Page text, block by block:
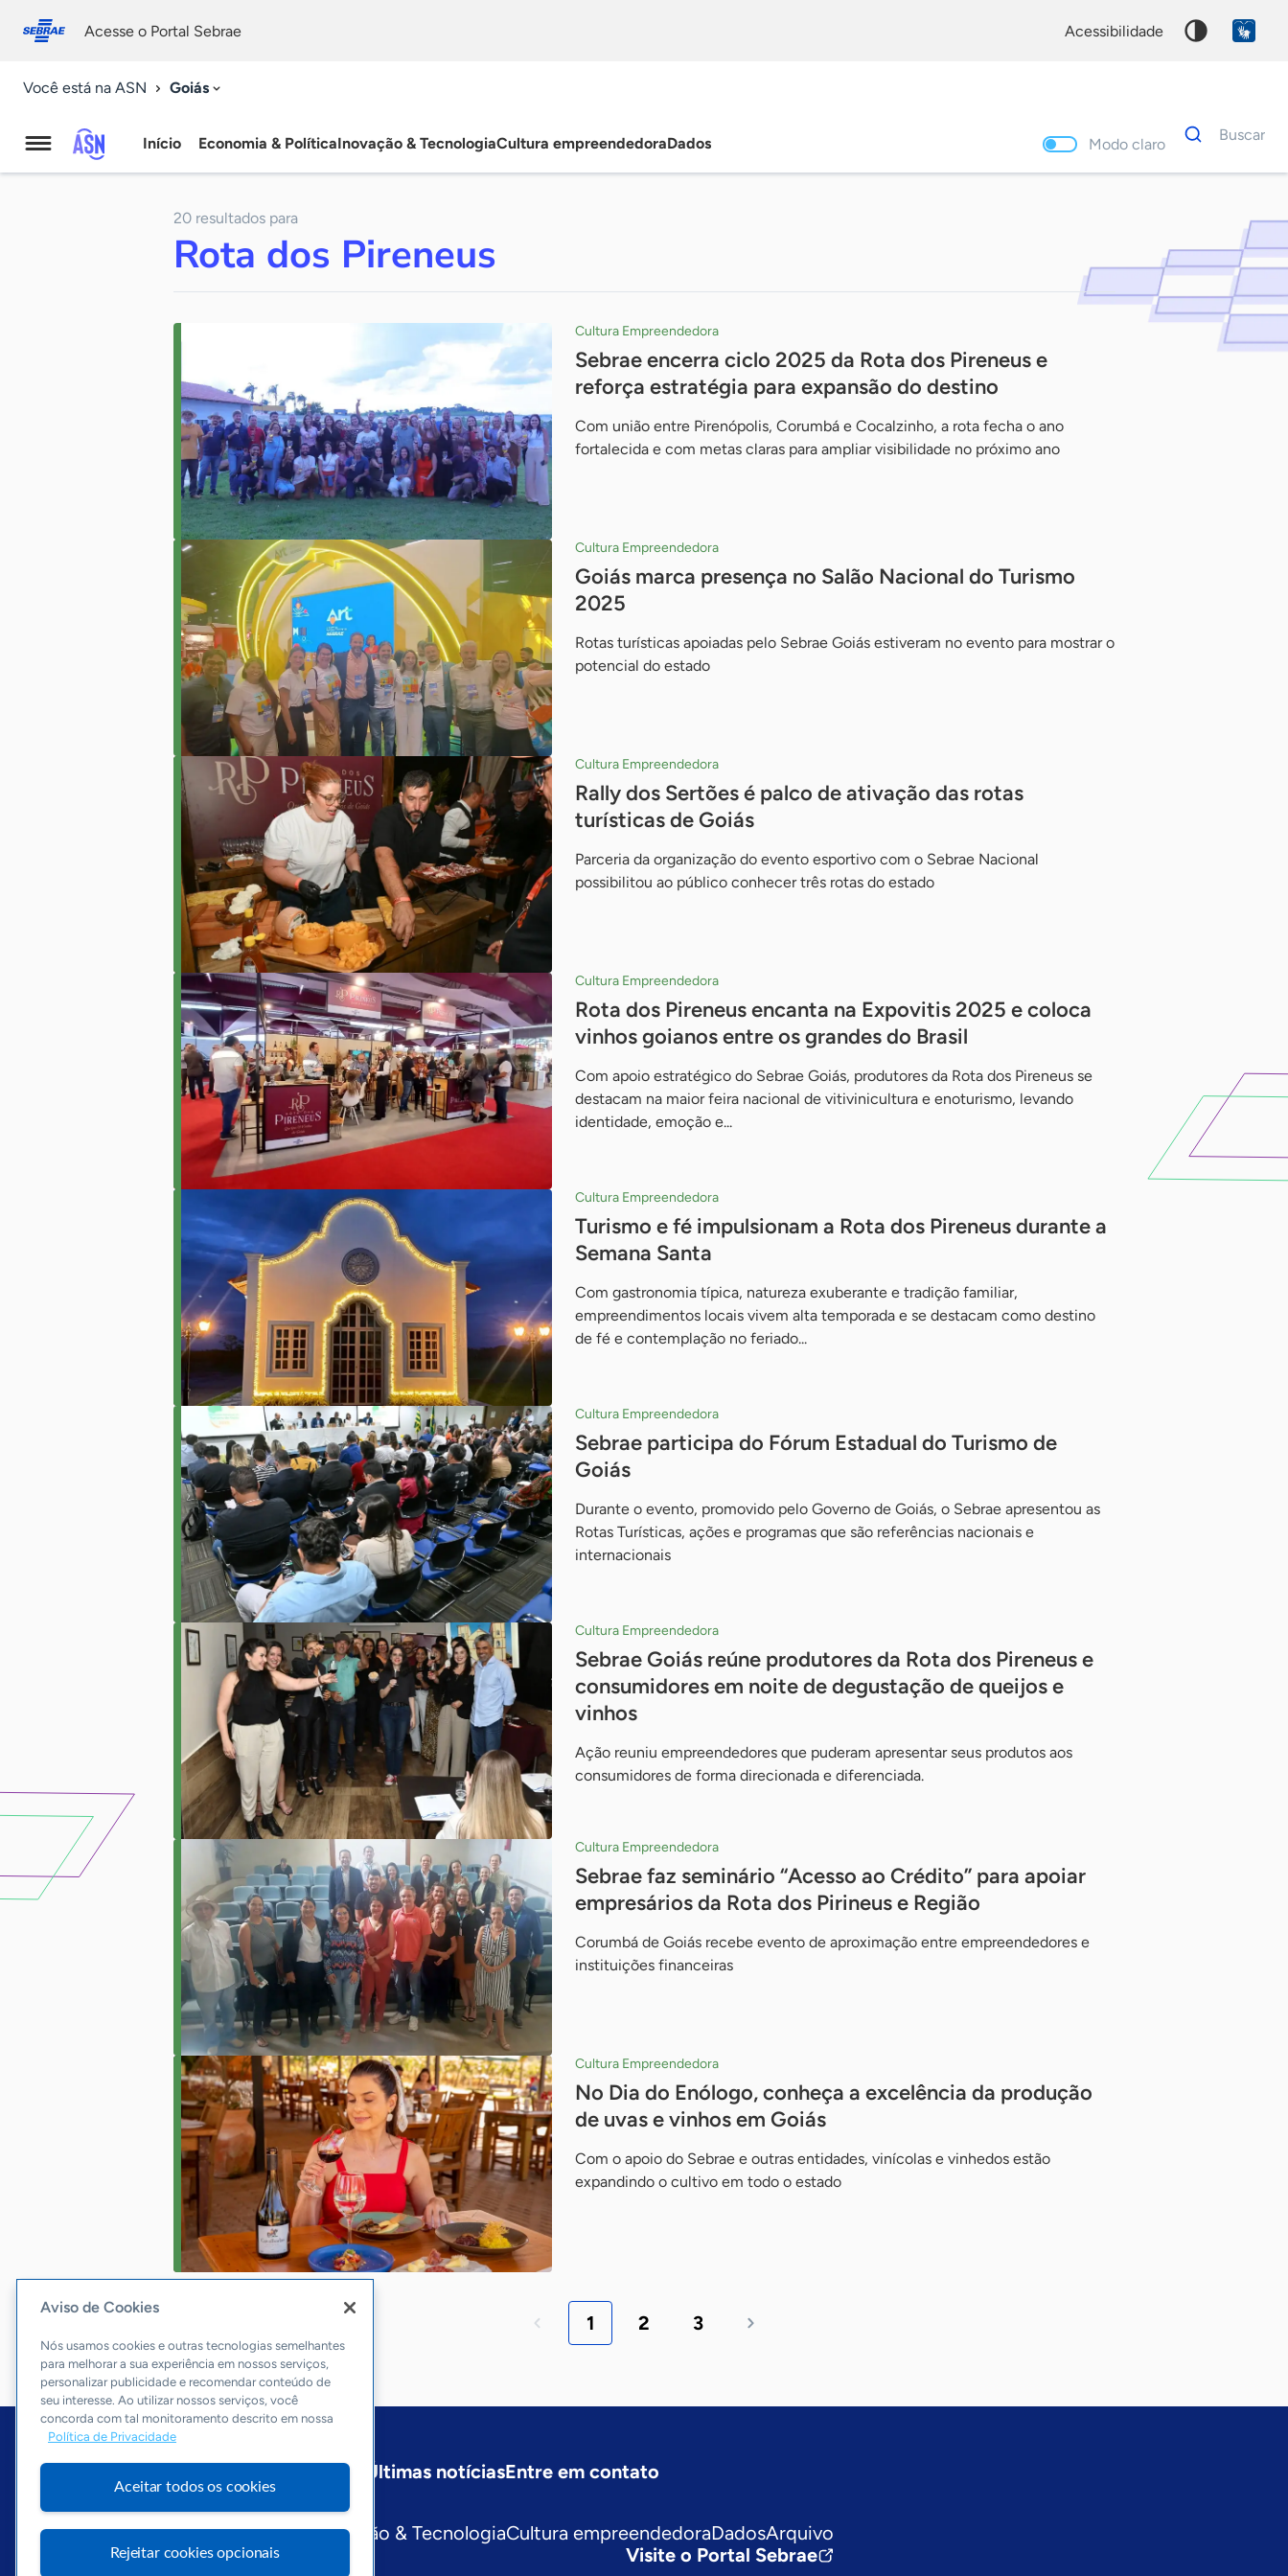
conosco
Acesse o Portal Sebrae acessibilidade
Você está na ASN Goiás
Agência
Notícias
Início Economia & PolíticaInovação & TecnologiaCultura empreendedoraDados Modo claro
Dados
para
Buscar
20 resultados para
Rota dos Pireneus
Cultura Empreendedora
Sebrae encerra ciclo 2025 da Rota dos Pireneus e
reforça estratégia para expansão do destino
Com união entre Pirenópolis, Corumbá e Cocalzinho, a rota fecha o ano
fortalecida e com metas claras para ampliar visibilidade no próximo ano
Cultura Empreendedora
Goiás marca presença no Salão Nacional do Turismo
2025
Rotas turísticas apoiadas pelo Sebrae Goiás estiveram no evento para mostrar o
potencial do estado
Cultura Empreendedora
Rally dos Sertões é palco de ativação das rotas
turísticas de Goiás
Parceria da organização do evento esportivo com o Sebrae Nacional
possibilitou ao público conhecer três rotas do estado
Cultura Empreendedora
Rota dos Pireneus encanta na Expovitis 2025 e coloca
vinhos goianos entre os grandes do Brasil
Com apoio estratégico do Sebrae Goiás, produtores da Rota dos Pireneus se
destacam na maior feira nacional de vitivinicultura e enoturismo, levando
identidade, emoção e...
Cultura Empreendedora
Turismo e fé impulsionam a Rota dos Pireneus durante a
Semana Santa
Com gastronomia típica, natureza exuberante e tradição familiar,
empreendimentos locais vivem alta temporada e se destacam como destino
de fé e contemplação no feriado...
Cultura Empreendedora
Sebrae participa do Fórum Estadual do Turismo de
Goiás
Durante o evento, promovido pelo Governo de Goiás, o Sebrae apresentou as
Rotas Turísticas, ações e programas que são referências nacionais e
internacionais
Cultura Empreendedora
Sebrae Goiás reúne produtores da Rota dos Pireneus e
consumidores em noite de degustação de queijos e
vinhos
Ação reuniu empreendedores que puderam apresentar seus produtos aos
consumidores de forma direcionada e diferenciada.
Cultura Empreendedora
Sebrae faz seminário “Acesso ao Crédito” para apoiar
empresários da Rota dos Pirineus e Região
Corumbá de Goiás recebe evento de aproximação entre empreendedores e
instituições financeiras
Cultura Empreendedora
No Dia do Enólogo, conheça a excelência da produção
de uvas e vinhos em Goiás
Com o apoio do Sebrae e outras entidades, vinícolas e vinhedos estão
expandindo o cultivo em todo o estado
1 2 3
Sobre a ASN Últimas notíciasEntre em contato
Editorias
Economia & PolíticaInovação & TecnologiaCultura empreendedoraDadosArquivo
Visite o Portal Sebrae
Aviso de Cookies
Nós usamos cookies e outras tecnologias semelhantes
para melhorar a sua experiência em nossos serviços,
personalizar publicidade e recomendar conteúdo de
seu interesse. Ao utilizar nossos serviços, você
concorda com tal monitoramento descrito em nossa
Política de Privacidade
Aceitar todos os cookies
Rejeitar cookies opcionais